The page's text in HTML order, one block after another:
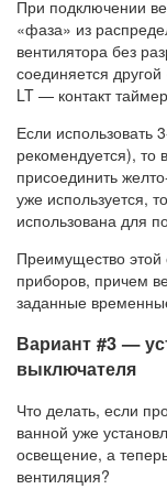
При подключении
«фаза» из
вентилятора без
соединяется
LT — контакт
Если использовать
рекомендуется),
присоединить
уже используется,
использована для
Преимущество этой
приборов, причем
заданные
Вариант #3 —
выключателя
Что делать, если
ванной уже
освещение, а
вентиляция?